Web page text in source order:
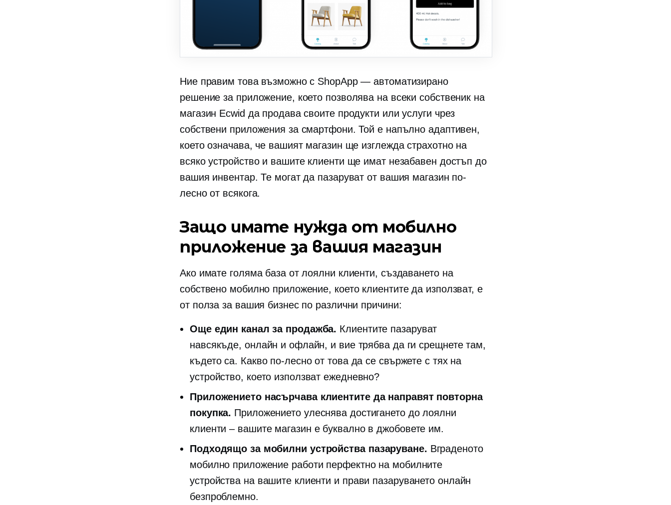
Ние правим това възможно с ShopApp — автоматизирано
решение за приложение, което позволява на всеки собственик на
магазин Ecwid да продава своите продукти или услуги чрез
собствени приложения за смартфони. Той е напълно адаптивен,
което означава, че вашият магазин ще изглежда страхотно на
всяко устройство и вашите клиенти ще имат незабавен достъп до
вашия инвентар. Те могат да пазаруват от вашия магазин по-
лесно от всякога.
Защо имате нужда от мобилно
приложение за вашия магазин
Ако имате голяма база от лоялни клиенти, създаването на
собствено мобилно приложение, което клиентите да използват, е
от полза за вашия бизнес по различни причини:
Още един канал за продажба. Клиентите пазаруват
навсякъде, онлайн и офлайн, и вие трябва да ги срещнете там,
където са. Какво по-лесно от това да се свържете с тях на
устройство, което използват ежедневно?
Приложението насърчава клиентите да направят повторна
покупка. Приложението улеснява достигането до лоялни
клиенти – вашитемагазин е буквално в джобовете им.
Подходящо за мобилни устройствапазаруване. Вграденото
мобилно приложение работи перфектно на мобилните
устройства на вашите клиенти и прави пазаруването онлайн
безпроблемно.